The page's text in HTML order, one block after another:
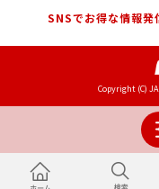
SNSでお得な情報発
Copyright (C)